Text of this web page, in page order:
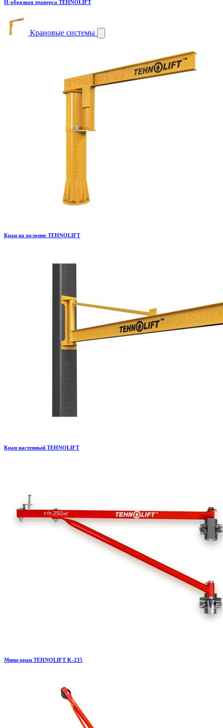
H-образная траверса TEHNOLIFT
Крановые системы
Кран на колонне TEHNOLIFT
Кран настенный TEHNOLIFT
Мини-кран TEHNOLIFT K-235